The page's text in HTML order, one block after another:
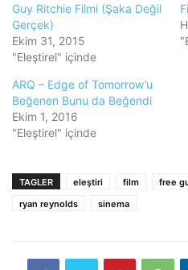
Guy Ritchie Filmi (Şaka Değil
Gerçek)
Ekim 31, 2015
"Eleştirel" içinde
ARQ – Edge of Tomorrow’u
Beğenen Bunu da Beğendi
Ekim 1, 2016
"Eleştirel" içinde
TAGLER eleştiri film free
ryan reynolds
sinema